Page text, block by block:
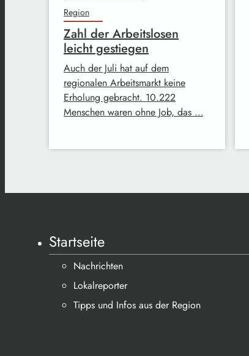
Region
Zahl der Arbeitslosen
leicht gestiegen
Auch der Juli hat auf dem
regionalen Arbeitsmarkt keine
Erholung gebracht. 10.222
Menschen waren ohne Job, das …
Startseite
Nachrichten
Lokalreporter
Tipps und Infos aus der Region